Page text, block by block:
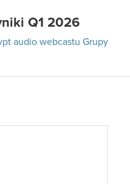
Q1 2026
audio webcastu Grupy